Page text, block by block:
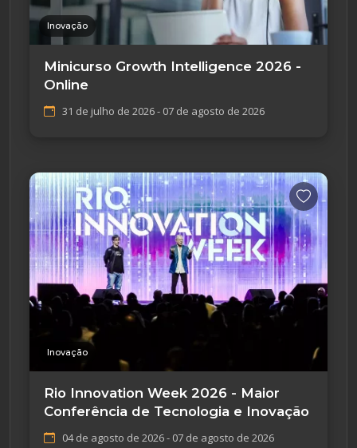
Inovação
Minicurso Growth Intelligence 2026 -
Online
31 de julho de 2026 - 07 de agosto de 2026
Inovação
Rio Innovation Week 2026 - Maior
Conferência de Tecnologia e Inovação
04 de agosto de 2026 - 07 de agosto de 2026